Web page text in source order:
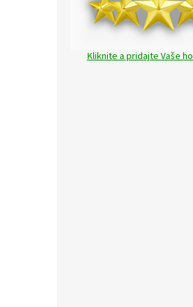
Kliknite a pridajte Vaše